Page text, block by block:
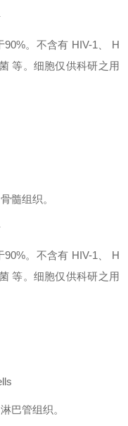
。不含有 HIV-1、 H
等。细胞仅供科研之用
髓组织。
。不含有 HIV-1、 H
等。细胞仅供科研之用
巴管组织。